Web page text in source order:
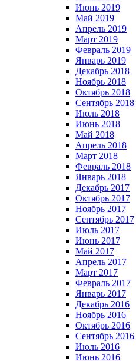
Июнь 2019
Май 2019
Апрель 2019
Март 2019
Февраль 2019
Январь 2019
Декабрь 2018
Ноябрь 2018
Октябрь 2018
Сентябрь 2018
Июль 2018
Июнь 2018
Май 2018
Апрель 2018
Март 2018
Февраль 2018
Январь 2018
Декабрь 2017
Октябрь 2017
Ноябрь 2017
Сентябрь 2017
Июль 2017
Июнь 2017
Май 2017
Апрель 2017
Март 2017
Февраль 2017
Январь 2017
Декабрь 2016
Ноябрь 2016
Октябрь 2016
Сентябрь 2016
Июль 2016
Июнь 2016